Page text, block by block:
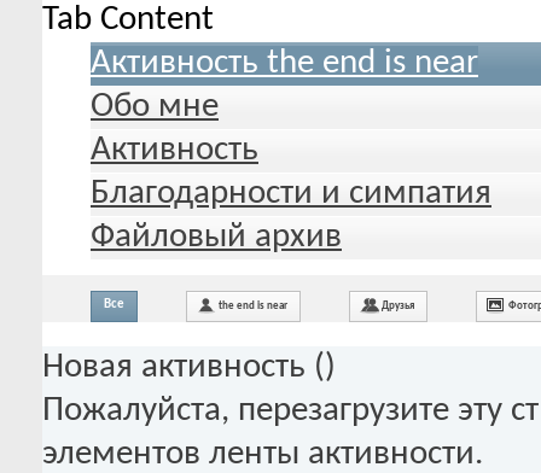
Tab Content
Активность the end is near
Обо мне
Активность
Благодарности и симпатия
Файловый архив
Все the end is near Друзья
Новая активность ()
Пожалуйста, перезагрузите эту
элементов ленты активности.